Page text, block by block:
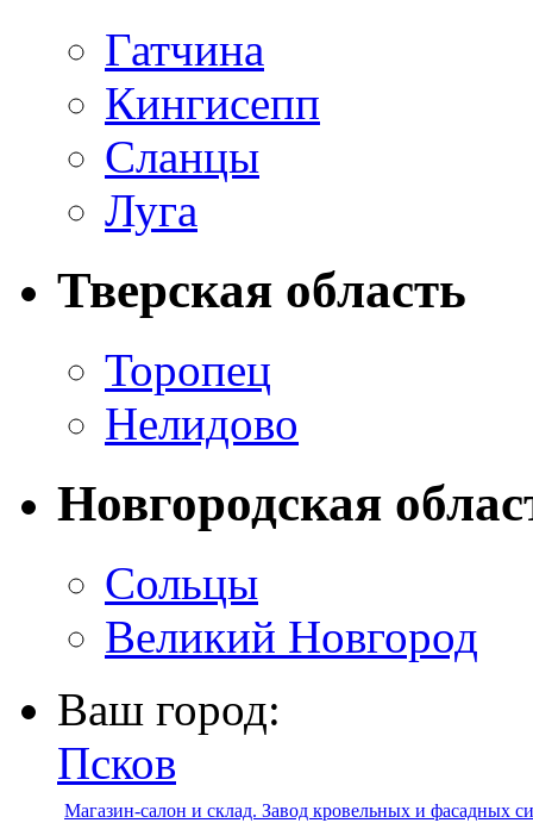
Гатчина
Кингисепп
Сланцы
Луга
Тверская область
Торопец
Нелидово
Новгородская
Сольцы
Великий Новгород
Ваш город:
Псков
Магазин-салон и склад. Завод кровельных и фасадных